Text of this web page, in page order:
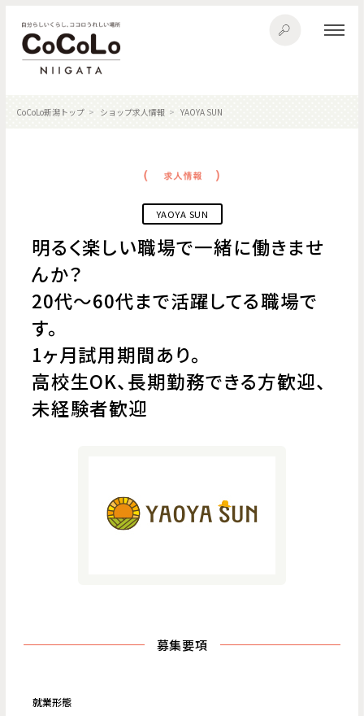
CoCoLo新潟トップ ショップ求人情報 YAOYA SUN
YAOYA SUN
明るく楽しい職場で一緒に働きませ
んか？
20代〜60代まで活躍してる職場で
す。
1ヶ月試用期間あり。
高校生OK、長期勤務できる方歓迎、
未経験者歓迎
募集要項
就業形態